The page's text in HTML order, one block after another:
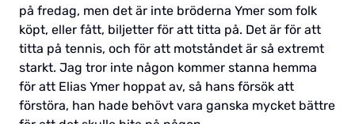
på fredag, men det är inte bröderna Ymer som folk
köpt, eller fått, biljetter för att titta på. Det är för att
titta på tennis, och för att motståndet är så extremt
starkt. Jag tror inte någon kommer stanna hemma
för att Elias Ymer hoppat av, så hans försök att
förstöra, han hade behövt vara ganska mycket bättre